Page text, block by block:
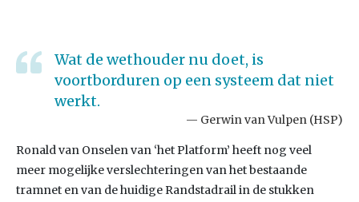
Wat de wethouder nu doet, is
voortborduren op een systeem dat niet
werkt.
Gerwin van Vulpen (HSP)
Ronald van Onselen van ‘het Platform’ heeft nog veel
meer mogelijke verslechteringen van het bestaande
tramnet en van de huidige Randstadrail in de stukken